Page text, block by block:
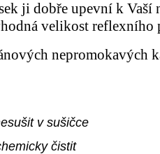
ji dobře upevní k Vaší
velikost reflexního
nepromokavých
v sušičce
čistit